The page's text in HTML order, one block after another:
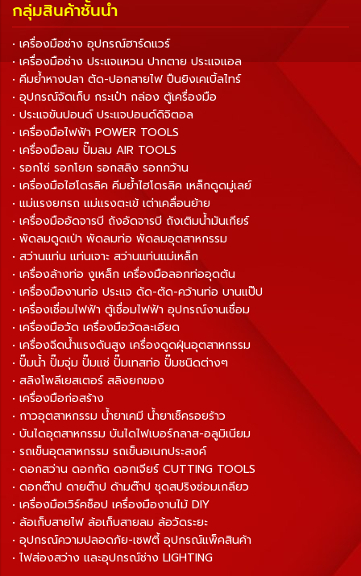
กลุ่มสินค้าชั้นนำ
• เครื่องมือช่าง อุปกรณ์ฮาร์ดแวร์
• เครื่องมือช่าง ประแจแหวน ปากตาย ประแจแอล
• คีมย้ำหางปลา ตัด-ปอกสายไฟ ปืนยิงเคเบิ้ลไทร์
• อุปกรณ์จัดเก็บ กระเป๋า กล่อง ตู้เครื่องมือ
• ประแจขันปอนด์ ประแจปอนด์ดิจิตอล
• เครื่องมือไฟฟ้า POWER TOOLS
• เครื่องมือลม ปั๊มลม AIR TOOLS
• รอกโซ่ รอกโยก รอกสลิง รอกกว้าน
• เครื่องมือไฮโดรลิค คีมย้ำไฮโดรลิค เหล็กดูดมู่เลย์
• แม่แรงยกรถ แม่แรงตะเข้ เต่าเคลื่อนย้าย
• เครื่องมืออัดจารบี ถังอัดจารบี ถังเติมน้ำมันเกียร์
• พัดลมดูดเป่า พัดลมท่อ พัดลมอุตสาหกรรม
• สว่านแท่น แท่นเจาะ สว่านแท่นแม่เหล็ก
• เครื่องล้างท่อ งูเหล็ก เครื่องมือลอกท่ออุดตัน
• เครื่องมืองานท่อ ประแจ ดัด-ตัด-คว้านท่อ บานแป๊ป
• เครื่องเชื่อมไฟฟ้า ตู้เชื่อมไฟฟ้า อุปกรณ์งานเชื่อม
• เครื่องมือวัด เครื่องมือวัดละเอียด
• เครื่องฉีดน้ำแรงดันสูง เครื่องดูดฝุ่นอุตสาหกรรม
• ปั๊มน้ำ ปั๊มจุ่ม ปั๊มแช่ ปั๊มเทสท่อ ปั๊มชนิดต่างๆ
• สลิงโพลีเยสเตอร์ สลิงยกของ
• เครื่องมือก่อสร้าง
• กาวอุตสาหกรรม น้ำยาเคมี น้ำยาเช็ครอยร้าว
• บันไดอุตสาหกรรม บันไดไฟเบอร์กลาส-อลูมิเนียม
• รถเข็นอุตสาหกรรม รถเข็นอเนกประสงค์
• ดอกสว่าน ดอกกัด ดอกเจียร์ CUTTING TOOLS
• ดอกต๊าป ดายต๊าป ด้ามต๊าป ชุดสปริงซ่อมเกลียว
• เครื่องมือเวิร์คช็อป เครื่องมืองานไม้ DIY
• ล้อเก็บสายไฟ ล้อเก็บสายลม ล้อวัดระยะ
• อุปกรณ์ความปลอดภัย-เซฟตี้ อุปกรณ์แพ็คสินค้า
• ไฟส่องสว่าง และอุปกรณ์ช่าง LIGHTING